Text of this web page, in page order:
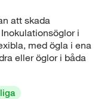
att skada
i
med ögla i ena
eller öglor i båda